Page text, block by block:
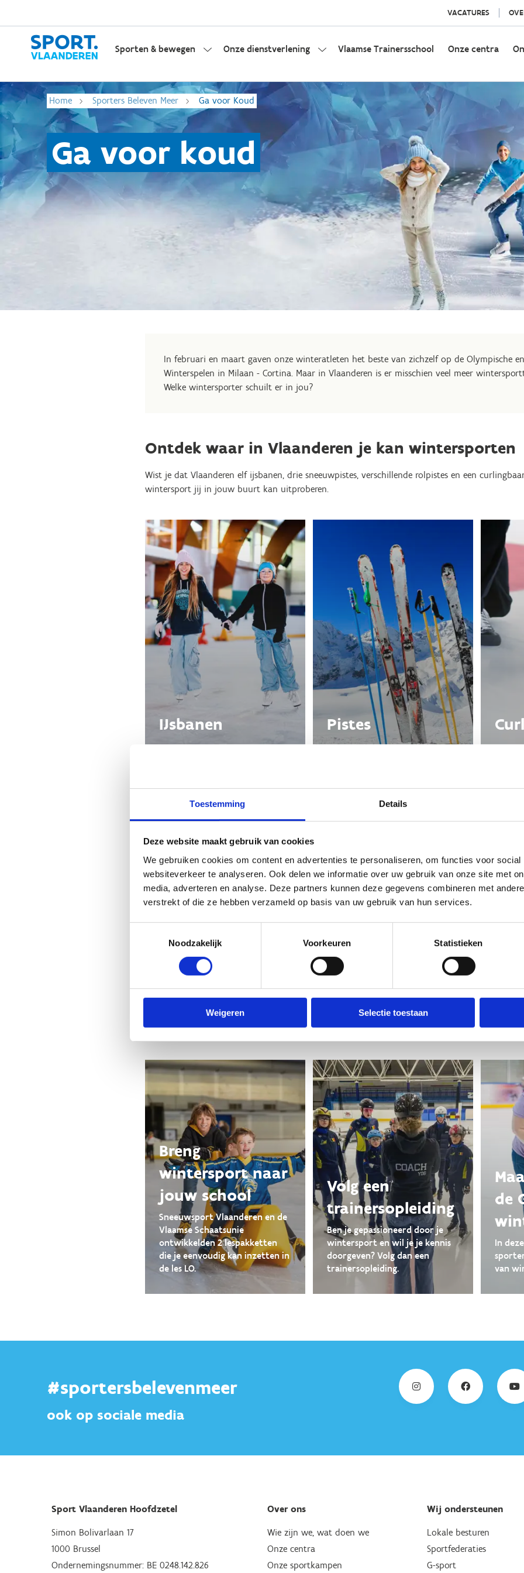
Toestemming Details
Deze website maakt gebruik van cookies
We gebruiken cookies om content en advertenties te personaliseren, om functies voor
websiteverkeer te analyseren. Ook delen we informatie over uw gebruik van onze site met
media, adverteren en analyse. Deze partners kunnen deze gegevens combineren met
verstrekt of die ze hebben verzameld op basis van uw gebruik van hun services.
Noodzakelijk
Voorkeuren Statistieken
Weigeren Selectie toestaan
VACATURES
Sporten & bewegen Onze dienstverlening Vlaamse Trainersschool Onze centra
Home Sporters Beleven Meer Ga voor Koud
Ga voor koud
In februari en maart gaven onze winteratleten het beste van zichzelf op de Olympische
Winterspelen in Milaan - Cortina. Maar in Vlaanderen is er misschien veel meer
Welke wintersporter schuilt er in jou?
Ontdek waar in Vlaanderen je kan wintersporten
Wist je dat Vlaanderen elf ijsbanen, drie sneeuwpistes, verschillende rolpistes en een
wintersport jij in jouw buurt kan uitproberen.
IJsbanen Pistes
In samenwerking met onze
Ook interessant
Breng
wintersport naar
jouw school
Sneeuwsport Vlaanderen en de
Vlaamse Schaatsunie
ontwikkelden 2 lespakketten
die je eenvoudig kan inzetten in
de les LO.
Volg een
trainersopleiding
Ben je gepassioneerd door je
wintersport en wil je je kennis
doorgeven? Volg dan een
trainersopleiding.
de
In
van
#sportersbelevenmeer
ook op sociale media
Sport Vlaanderen Hoofdzetel
Simon Bolivarlaan 17
1000 Brussel
Ondernemingsnummer: BE 0248.142.826
Over ons
Wie zijn we, wat doen we
Onze centra
Onze sportkampen
Wij ondersteunen
Lokale besturen
Sportfederaties
G-sport